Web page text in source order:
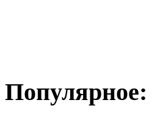
Популярное: